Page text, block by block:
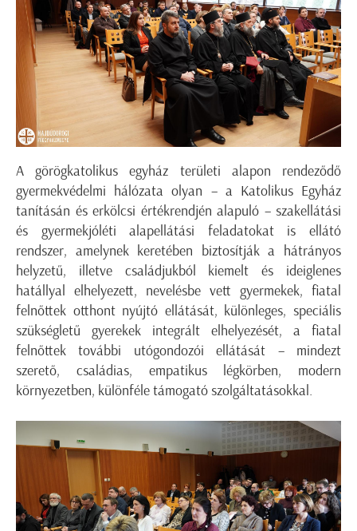
A görögkatolikus egyház területi alapon rendeződő
gyermekvédelmi hálózata olyan – a Katolikus Egyház
tanításán és erkölcsi értékrendjén alapuló – szakellátási
és gyermekjóléti alapellátási feladatokat is ellátó
rendszer, amelynek keretében biztosítják a hátrányos
helyzetű, illetve családjukból kiemelt és ideiglenes
hatállyal elhelyezett, nevelésbe vett gyermekek, fiatal
felnőttek otthont nyújtó ellátását, különleges, speciális
szükségletű gyerekek integrált elhelyezését, a fiatal
felnőttek további utógondozói ellátását – mindezt
szerető, családias, empatikus légkörben, modern
környezetben, különféle támogató szolgáltatásokkal.